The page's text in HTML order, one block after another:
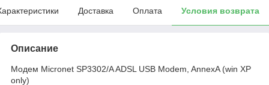
Доставка Оплата Условия возврата
Описание
Модем Micronet SP3302/A ADSL USB Modem, AnnexA (win ХР
only)